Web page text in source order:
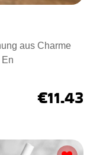
aus Charme
und Überraschung für jede Gelegenheit. En
€11.43